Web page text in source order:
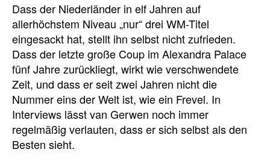
Dass der Niederländer in elf Jahren auf
allerhöchstem Niveau „nur“ drei WM-Titel
eingesackt hat, stellt ihn selbst nicht zufrieden.
Dass der letzte große Coup im Alexandra Palace
fünf Jahre zurückliegt, wirkt wie verschwendete
Zeit, und dass er seit zwei Jahren nicht die
Nummer eins der Welt ist, wie ein Frevel. In
Interviews lässt van Gerwen noch immer
regelmäßig verlauten, dass er sich selbst als den
Besten sieht.